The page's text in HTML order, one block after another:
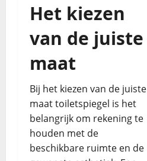
Het kiezen
van de juiste
maat
Bij het kiezen van de juiste
maat toiletspiegel is het
belangrijk om rekening te
houden met de
beschikbare ruimte en de